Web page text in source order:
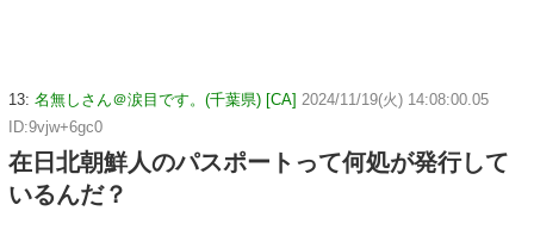
13: 名無しさん＠涙目です。(千葉県) [CA] 2024/11/19(火) 14:08:00.05
ID:9vjw+6gc0
在日北朝鮮人のパスポートって何処が発行して
いるんだ？